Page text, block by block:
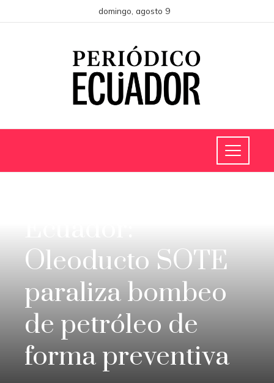
domingo, agosto 9
Oleoducto SOTE
paraliza bombeo
de petróleo de
forma preventiva